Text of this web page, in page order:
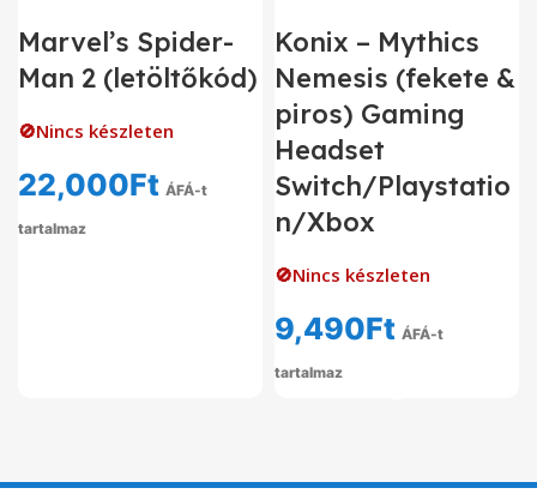
Marvel’s Spider-
Man 2 (letöltőkód)
🚫Nincs készleten
22,000Ft ÁFÁ-t
tartalmaz
Konix – Mythics
Nemesis (fekete &
piros) Gaming
Headset
Switch/Playstatio
n/Xbox
🚫Nincs készleten
9,490Ft ÁFÁ-t
tartalmaz